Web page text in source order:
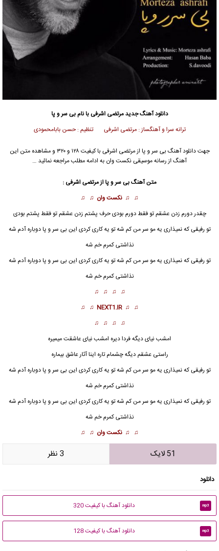
دانلود آهنگ جدیدمرتضی اشرفی با نام بی سر و پا
ترانه سرا و آهنگساز : مرتضی اشرفی تنظیم : حسن بابامحمودی
جهت دانلود آهنگ بی سر و پا از مرتضی اشرفی با کیفیت ۱۲۸ و ۳۲۰ و مشاهده متن این
آهنگ از رسانه موسیقی نکست وان به ادامه مطلب مراجعه نمائید …
متن آهنگ بی سر و پا از مرتضی اشرفی :
♫ ♫ نکست وان ♫ ♫
چقدر دورم زدن عشقم تو فقط دورم بودی حرف پشتم زدن عشقم تو فقط پشتم بودی
تو رفیقی که نمیذاری یه مو سر من کم شه تو یه کاری کردی اینبی سر و پادوباره آدم شه
نذاشتی کمرم خم شه
تو رفیقی که نمیذاری یه مو سر من کم شه تو یه کاری کردی این بی سر و پا دوباره آدم شه
نذاشتی کمرم خم شه
♫ ♫ ♫ ♫
♫ ♫
NEXT1.IR
♫ ♫
♫ ♫ ♫ ♫
امشب نیای دیگه فردا دیره امشب نیای عاشقت میمیره
راستی عشقم دیگه چشمام تاره اینا آثار عاشق بیماره
تو رفیقی که نمیذاری یه مو سر من کم شه تو یه کاری کردی اینبی سر و پادوباره آدم شه
نذاشتی کمرم خم شه
تو رفیقی که نمیذاری یه مو سر من کم شه تو یه کاری کردی این بی سر و پا دوباره آدم شه
نذاشتی کمرم خم شه
♫ ♫ نکست وان ♫ ♫
51 لایک 3 نظر
دانلود
mp3 دانلود آهنگ با کیفیت 320
mp3 دانلود آهنگ با کیفیت 128